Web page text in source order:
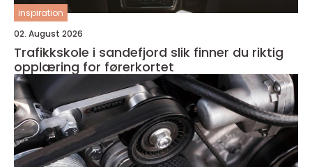
inspiration
02. August 2026
Trafikkskole i sandefjord slik finner du riktig
opplæring for førerkortet